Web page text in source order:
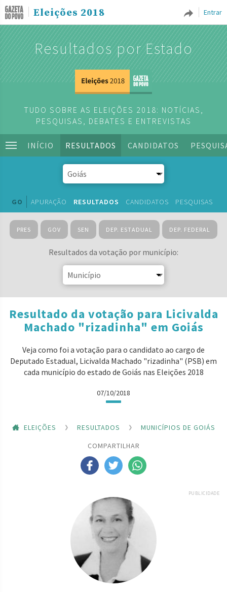
Entrar
Eleições 2018
Resultados por Estado
TUDO SOBRE AS ELEIÇÕES 2018: NOTÍCIAS,
PESQUISAS, DEBATES E ENTREVISTAS
INÍCIO RESULTADOS CANDIDATOS
GO APURAÇÃO RESULTADOS CANDIDATOS PESQUISAS
PRES GOV SEN DEP. ESTADUAL DEP. FEDERAL
Resultados da votação por município:
Resultado da votação para Licivalda
Machado "rizadinha" em Goiás
Veja como foi a votação para o candidato ao cargo de
Deputado Estadual, Licivalda Machado "rizadinha" (PSB) em
cada município do estado de Goiás nas Eleições 2018
07/10/2018
ELEIÇÕES RESULTADOS
MUNICÍPIOS DE GOIÁS
COMPARTILHAR
PUBLICIDADE